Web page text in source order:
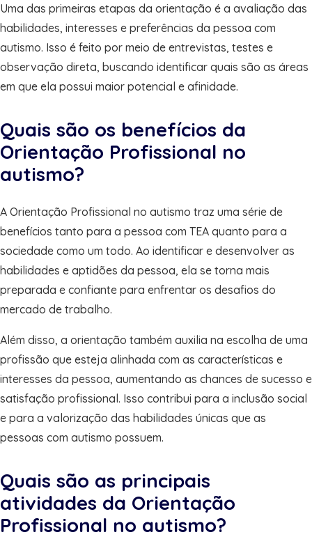
Uma das primeiras etapas da orientação é a avaliação das
habilidades, interesses e preferências da pessoa com
autismo. Isso é feito por meio de entrevistas, testes e
observação direta, buscando identificar quais são as áreas
em que ela possui maior potencial e afinidade.
Quais são os benefícios da
Orientação Profissional no
autismo?
A Orientação Profissional no autismo traz uma série de
benefícios tanto para a pessoa com TEA quanto para a
sociedade como um todo. Ao identificar e desenvolver as
habilidades e aptidões da pessoa, ela se torna mais
preparada e confiante para enfrentar os desafios do
mercado de trabalho.
Além disso, a orientação também auxilia na escolha de uma
profissão que esteja alinhada com as características e
interesses da pessoa, aumentando as chances de sucesso e
satisfação profissional. Isso contribui para a inclusão social
e para a valorização das habilidades únicas que as
pessoas com autismo possuem.
Quais são as principais
atividades da Orientação
Profissional no autismo?